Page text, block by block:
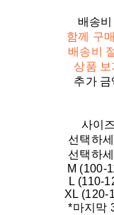
배송비
함께 구
배송비
상품 보
추가 금
사이즈
선택하
선택하
M (100-
L (110-
XL (120-
*마지막